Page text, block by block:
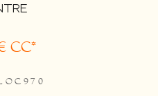
CC*